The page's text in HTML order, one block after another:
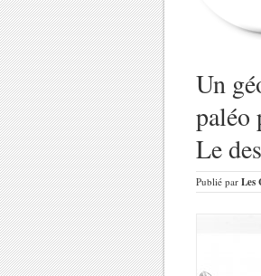
Un
paléo
Le
Publié par Les